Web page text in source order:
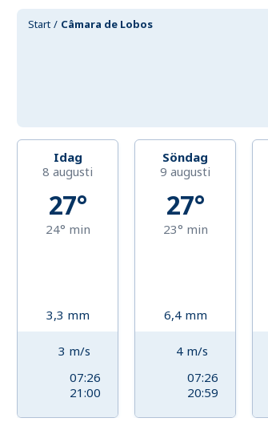
Start Câmara de Lobos
Idag
8 augusti
27°
24° min
3,3 mm
3 m/s
07:26
21:00
Söndag
9 augusti
27°
23° min
6,4 mm
4 m/s
07:26
20:59